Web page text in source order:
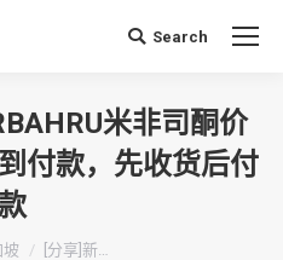
搜 Search
米非司酮价
付款，先收货后付
坡 [分享]新…